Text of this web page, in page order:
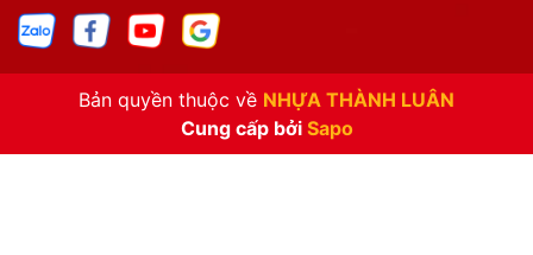
Bản quyền thuộc về NHỰA THÀNH LUÂN
Cung cấp bởi Sapo